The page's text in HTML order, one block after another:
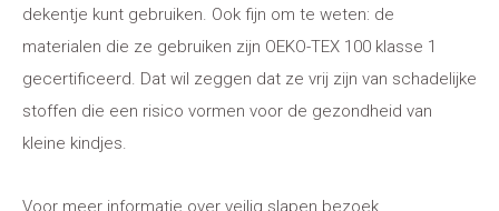
dekentje kunt gebruiken. Ook fijn om te weten: de
materialen die ze gebruiken zijn OEKO-TEX 100 klasse 1
gecertificeerd. Dat wil zeggen dat ze vrij zijn van schadelijke
stoffen die een risico vormen voor de gezondheid van
kleine kindjes.
Voor meer informatie over veilig slapen bezoek